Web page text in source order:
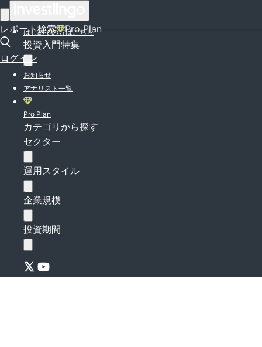
レポート検索 Pro Plan
ログイン
はじめての方はこちら
投資入門特集
お知らせ
アナリスト一覧
Pro Plan
カテゴリから探す
セクター
運用スタイル
企業規模
投資期間